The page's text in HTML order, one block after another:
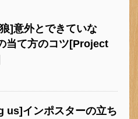
]意外とできていな
当て方のコツ[Project
us]インポスターの立ち